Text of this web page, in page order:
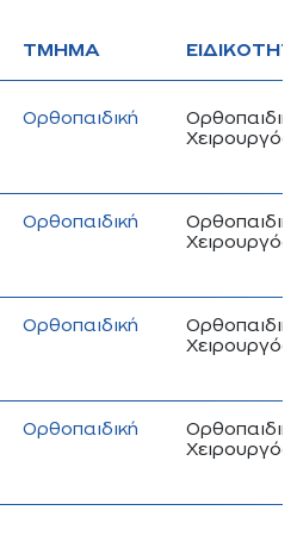
ΤΜΉΜΑ
Ορθοπαιδική
Χειρουργός
Ορθοπαιδική
Χειρουργός
Ορθοπαιδική
Χειρουργός
Ορθοπαιδική
Χειρουργός